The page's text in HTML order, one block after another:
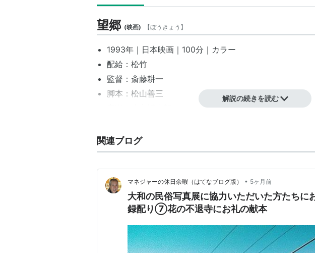
望郷 (映画) 【ぼうきょう 】
1993年｜ 日本映画 ｜100分｜カラー
配給： 松竹
監督： 斎藤耕一
脚本： 松山善三
望郷
1971年｜日本映画｜85分
配給：松竹
監督：大嶺俊順
リスト::日本の映画::題名::は行
解説の続きを読む
関連ブログ
マネジャーの休日余暇（はてなブログ版） • 5ヶ月前
大和の民俗写真展に協力いただいた方たちに
録配り⑦花の不退寺にお礼の献本